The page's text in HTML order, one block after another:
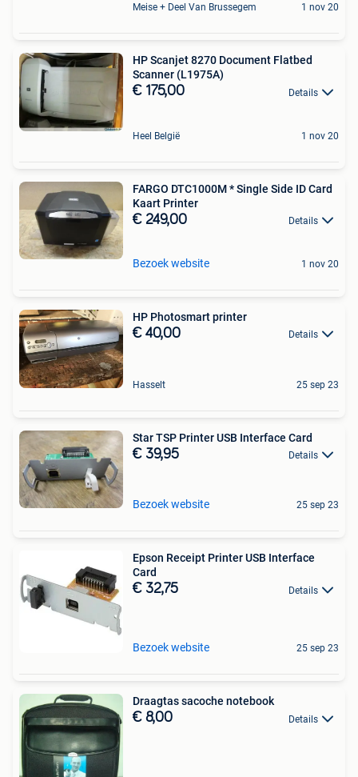
Meise + Deel Van Brussegem 1 nov 20
HP Scanjet 8270 Document Flatbed
Scanner (L1975A)
€ 175,00 Details
Heel België 1 nov 20
FARGO DTC1000M * Single Side ID Card
Kaart Printer
€ 249,00 Details
Bezoek website 1 nov 20
HP Photosmart printer
€ 40,00 Details
Hasselt 25 sep 23
Star TSP Printer USB Interface Card
€ 39,95 Details
Bezoek website 25 sep 23
Epson Receipt Printer USB Interface
Card
€ 32,75 Details
Bezoek website 25 sep 23
Draagtas sacoche notebook
€ 8,00 Details